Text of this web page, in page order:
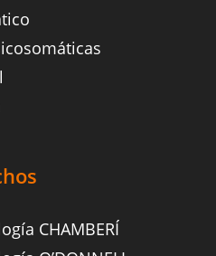
CHAMBERÍ